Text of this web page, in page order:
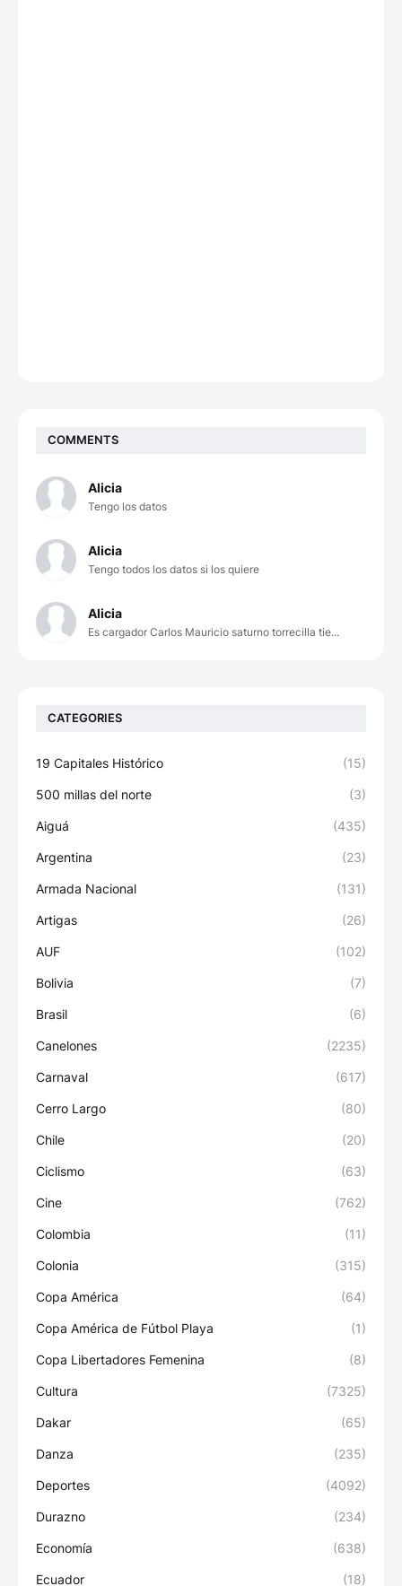
COMMENTS
Alicia
Tengo los datos
Alicia
Tengo todos los datos si los quiere
Alicia
Es cargador Carlos Mauricio saturno torrecilla tie...
CATEGORIES
19 Capitales Histórico (15)
500 millas del norte (3)
Aiguá (435)
Argentina (23)
Armada Nacional (131)
Artigas (26)
AUF (102)
Bolivia (7)
Brasil (6)
Canelones (2235)
Carnaval (617)
Cerro Largo (80)
Chile (20)
Ciclismo (63)
Cine (762)
Colombia (11)
Colonia (315)
Copa América (64)
Copa América de Fútbol Playa (1)
Copa Libertadores Femenina (8)
Cultura (7325)
Dakar (65)
Danza (235)
Deportes (4092)
Durazno (234)
Economía (638)
Ecuador (18)